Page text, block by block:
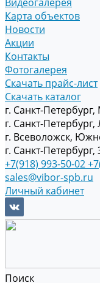
Карта объектов
Новости
Акции
Контакты
Фотогалерея
Скачать прайс-лист
Скачать каталог
г. Санкт-
г. Санкт-
г. Всеволожск,
г. Санкт-
+7(918) 993-50-02
sales@vibor-spb.ru
Личный кабинет
Поиск